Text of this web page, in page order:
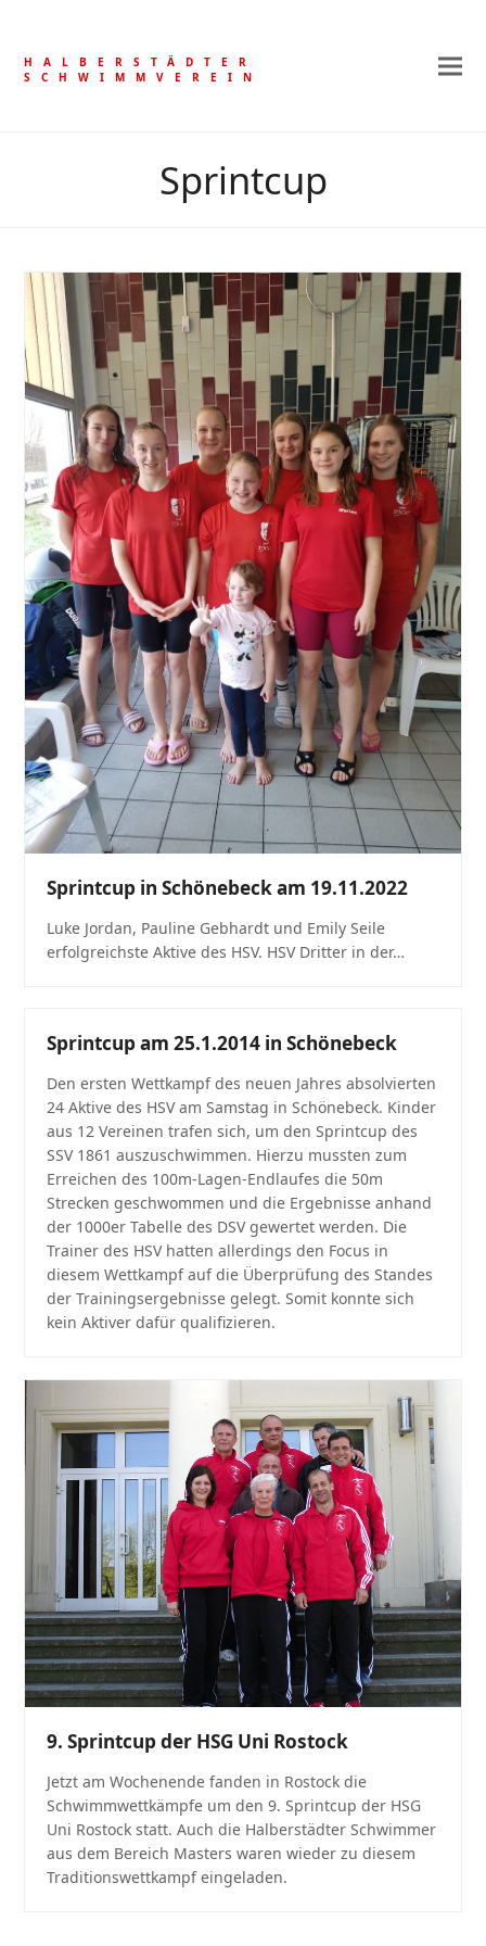
HALBERSTÄDTER
SCHWIMMVEREIN
Sprintcup
Sprintcup in Schönebeck am 19.11.2022
Luke Jordan, Pauline Gebhardt und Emily Seile
erfolgreichste Aktive des HSV. HSV Dritter in der…
Sprintcup am 25.1.2014 in Schönebeck
Den ersten Wettkampf des neuen Jahres absolvierten
24 Aktive des HSV am Samstag in Schönebeck. Kinder
aus 12 Vereinen trafen sich, um den Sprintcup des
SSV 1861 auszuschwimmen. Hierzu mussten zum
Erreichen des 100m-Lagen-Endlaufes die 50m
Strecken geschwommen und die Ergebnisse anhand
der 1000er Tabelle des DSV gewertet werden. Die
Trainer des HSV hatten allerdings den Focus in
diesem Wettkampf auf die Überprüfung des Standes
der Trainingsergebnisse gelegt. Somit konnte sich
kein Aktiver dafür qualifizieren.
9. Sprintcup der HSG Uni Rostock
Jetzt am Wochenende fanden in Rostock die
Schwimmwettkämpfe um den 9. Sprintcup der HSG
Uni Rostock statt. Auch die Halberstädter Schwimmer
aus dem Bereich Masters waren wieder zu diesem
Traditionswettkampf eingeladen.